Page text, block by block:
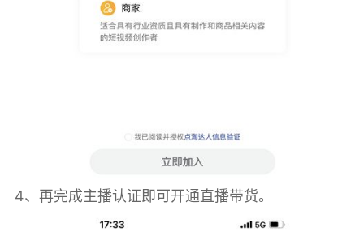
4、再完成主播认证即可开通直播带货。